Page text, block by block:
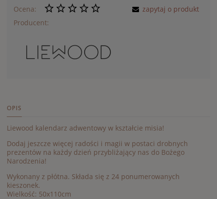
Ocena:
Producent:
zapytaj o produkt
OPIS
Liewood kalendarz adwentowy w kształcie misia!
Dodaj jeszcze więcej radości i magii w postaci drobnych
prezentów na każdy dzień przybliżający nas do Bożego
Narodzenia!
Wykonany z płótna. Składa się z 24 ponumerowanych
kieszonek.
Wielkość: 50x110cm